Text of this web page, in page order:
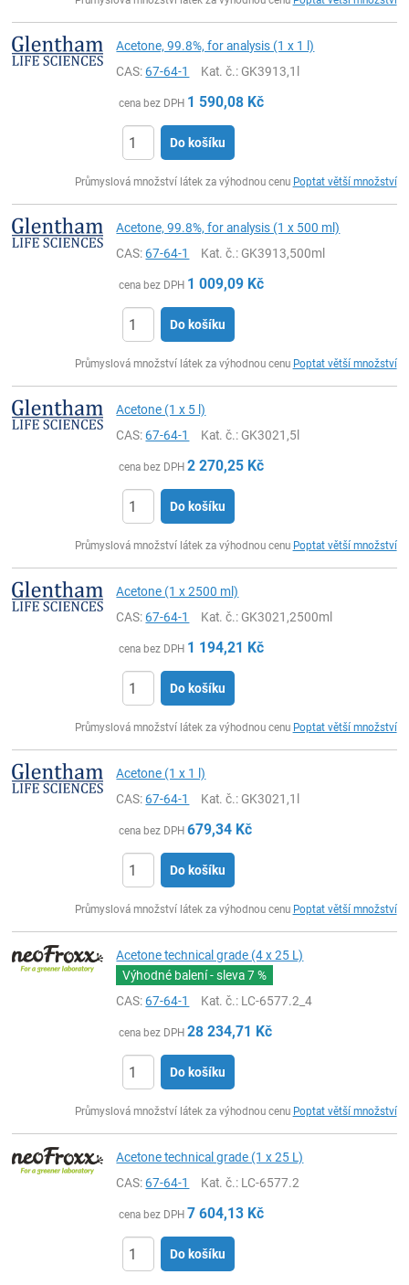
Acetone, 99.8%, for analysis (1 x 1 l)
CAS:67-64-1 Kat. č.: GK3913,1l
cena bez DPH 1 590,08 Kč
Do košíku
Průmyslová množství látek za výhodnou cenu Poptat větší množství
Acetone, 99.8%, for analysis (1 x 500 ml)
CAS:67-64-1 Kat. č.: GK3913,500ml
cena bez DPH 1 009,09 Kč
Do košíku
Průmyslová množství látek za výhodnou cenu Poptat větší množství
Acetone (1 x 5 l)
CAS:67-64-1 Kat. č.: GK3021,5l
cena bez DPH 2 270,25 Kč
Do košíku
Průmyslová množství látek za výhodnou cenu Poptat větší množství
Acetone (1 x 2500 ml)
CAS:67-64-1 Kat. č.: GK3021,2500ml
cena bez DPH 1 194,21 Kč
Do košíku
Průmyslová množství látek za výhodnou cenu Poptat větší množství
Acetone (1 x 1 l)
CAS:67-64-1 Kat. č.: GK3021,1l
cena bez DPH 679,34 Kč
Do košíku
Průmyslová množství látek za výhodnou cenu Poptat větší množství
Acetone technical grade (4 x 25 L)
Výhodné balení - sleva7 %
CAS:67-64-1 Kat. č.: LC-6577.2_4
cena bez DPH 28 234,71 Kč
Do košíku
Průmyslová množství látek za výhodnou cenu Poptat větší množství
Acetone technical grade (1 x 25 L)
CAS:67-64-1 Kat. č.: LC-6577.2
cena bez DPH 7 604,13 Kč
Do košíku